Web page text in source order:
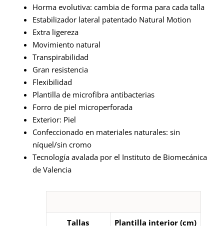
Horma evolutiva: cambia de forma para cada talla
Estabilizador lateral patentado Natural Motion
Extra ligereza
Movimiento natural
Transpirabilidad
Gran resistencia
Flexibilidad
Plantilla de microfibra antibacterias
Forro de piel microperforada
Exterior: Piel
Confeccionado en materiales naturales: sin
níquel/sin cromo
Tecnología avalada por el Instituto de Biomecánica
de Valencia
Tallas Plantilla interior (cm)